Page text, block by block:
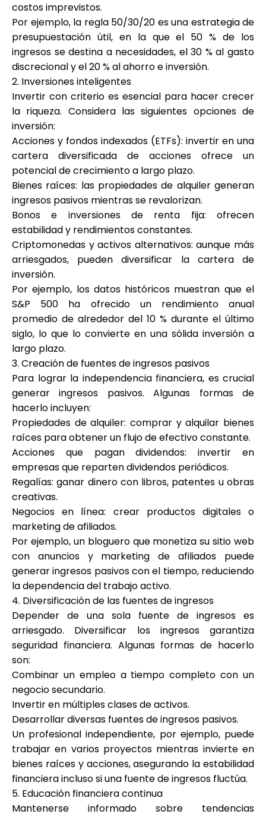
costos imprevistos.
Por ejemplo, la regla 50/30/20 es una estrategia de
presupuestación útil, en la que el 50 % de los
ingresos se destina a necesidades, el 30 % al gasto
discrecional y el 20 % al ahorro e inversión.
2. Inversiones inteligentes
Invertir con criterio es esencial para hacer crecer
la riqueza. Considera las siguientes opciones de
inversión:
Acciones y fondos indexados (ETFs): invertir en una
cartera diversificada de acciones ofrece un
potencial de crecimiento a largo plazo.
Bienes raíces: las propiedades de alquiler generan
ingresos pasivos mientras se revalorizan.
Bonos e inversiones de renta fija: ofrecen
estabilidad y rendimientos constantes.
Criptomonedas y activos alternativos: aunque más
arriesgados, pueden diversificar la cartera de
inversión.
Por ejemplo, los datos históricos muestran que el
S&P 500 ha ofrecido un rendimiento anual
promedio de alrededor del 10 % durante el último
siglo, lo que lo convierte en una sólida inversión a
largo plazo.
3. Creación de fuentes de ingresos pasivos
Para lograr la independencia financiera, es crucial
generar ingresos pasivos. Algunas formas de
hacerlo incluyen:
Propiedades de alquiler: comprar y alquilar bienes
raíces para obtener un flujo de efectivo constante.
Acciones que pagan dividendos: invertir en
empresas que reparten dividendos periódicos.
Regalías: ganar dinero con libros, patentes u obras
creativas.
Negocios en línea: crear productos digitales o
marketing de afiliados.
Por ejemplo, un bloguero que monetiza su sitio web
con anuncios y marketing de afiliados puede
generar ingresos pasivos con el tiempo, reduciendo
la dependencia del trabajo activo.
4. Diversificación de las fuentes de ingresos
Depender de una sola fuente de ingresos es
arriesgado. Diversificar los ingresos garantiza
seguridad financiera. Algunas formas de hacerlo
son:
Combinar un empleo a tiempo completo con un
negocio secundario.
Invertir en múltiples clases de activos.
Desarrollar diversas fuentes de ingresos pasivos.
Un profesional independiente, por ejemplo, puede
trabajar en varios proyectos mientras invierte en
bienes raíces y acciones, asegurando la estabilidad
financiera incluso si una fuente de ingresos fluctúa.
5. Educación financiera continua
Mantenerse informado sobre tendencias